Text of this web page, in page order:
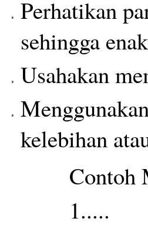
Perhatikan
sehingga
Usahakan
kelebihan
Contoh
1.....